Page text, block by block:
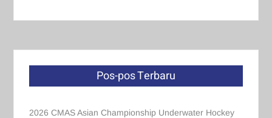
Pos-pos Terbaru
2026 CMAS Asian Championship Underwater Hockey